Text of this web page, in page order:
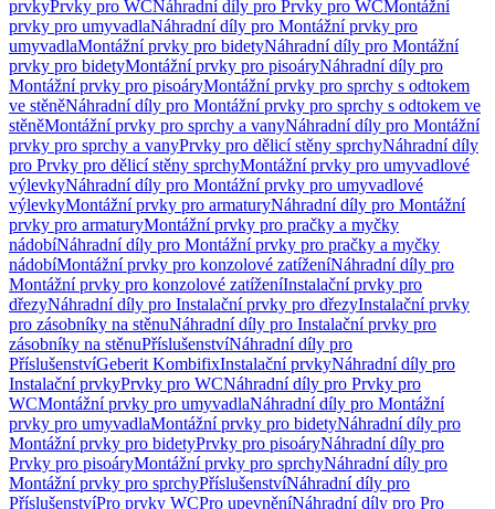
prvkyPrvky pro WCNáhradní díly pro Prvky pro WCMontážní
prvky pro umyvadlaNáhradní díly pro Montážní prvky pro
umyvadlaMontážní prvky pro bidetyNáhradní díly pro Montážní
prvky pro bidetyMontážní prvky pro pisoáryNáhradní díly pro
Montážní prvky pro pisoáryMontážní prvky pro sprchy s odtokem
ve stěněNáhradní díly pro Montážní prvky pro sprchy s odtokem ve
stěněMontážní prvky pro sprchy a vanyNáhradní díly pro Montážní
prvky pro sprchy a vanyPrvky pro dělicí stěny sprchyNáhradní díly
pro Prvky pro dělicí stěny sprchyMontážní prvky pro umyvadlové
výlevkyNáhradní díly pro Montážní prvky pro umyvadlové
výlevkyMontážní prvky pro armaturyNáhradní díly pro Montážní
prvky pro armaturyMontážní prvky pro pračky a myčky
nádobíNáhradní díly pro Montážní prvky pro pračky a myčky
nádobíMontážní prvky pro konzolové zatíženíNáhradní díly pro
Montážní prvky pro konzolové zatíženíInstalační prvky pro
dřezyNáhradní díly pro Instalační prvky pro dřezyInstalační prvky
pro zásobníky na stěnuNáhradní díly pro Instalační prvky pro
zásobníky na stěnuPříslušenstvíNáhradní díly pro
PříslušenstvíGeberit KombifixInstalační prvkyNáhradní díly pro
Instalační prvkyPrvky pro WCNáhradní díly pro Prvky pro
WCMontážní prvky pro umyvadlaNáhradní díly pro Montážní
prvky pro umyvadlaMontážní prvky pro bidetyNáhradní díly pro
Montážní prvky pro bidetyPrvky pro pisoáryNáhradní díly pro
Prvky pro pisoáryMontážní prvky pro sprchyNáhradní díly pro
Montážní prvky pro sprchyPříslušenstvíNáhradní díly pro
PříslušenstvíPro prvky WCPro upevněníNáhradní díly pro Pro